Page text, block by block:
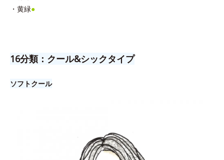
・黄緑●
16分類：クール&シックタイプ
ソフトクール